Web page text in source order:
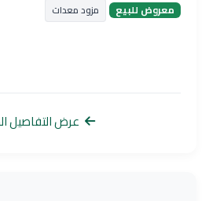
معروض للبيع مزود معدات
عرض التفاصيل